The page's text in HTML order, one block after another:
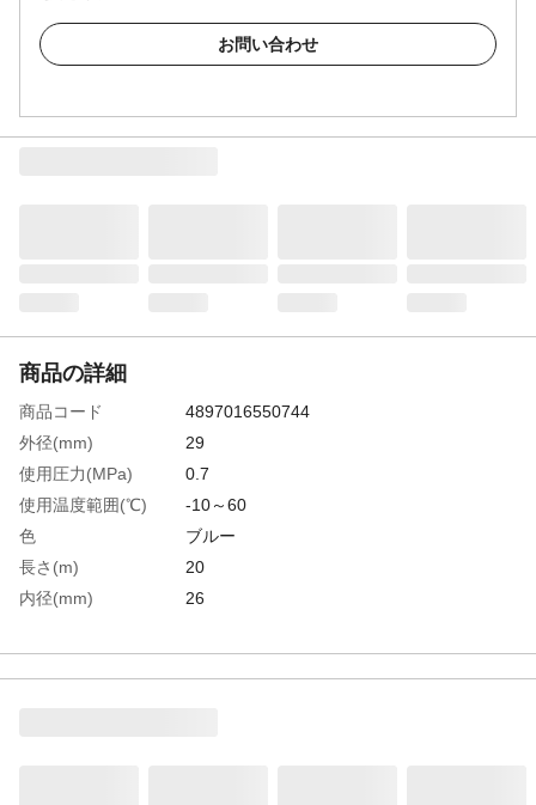
お問い合わせ
商品の詳細
商品コード
4897016550744
外径(mm)
29
使用圧力(MPa)
0.7
使用温度範囲(℃)
-10～60
色
ブルー
長さ(m)
20
内径(mm)
26
重さ
3.620KG